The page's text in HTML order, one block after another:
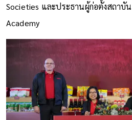
Societies และประธานผู้ก่อตั้งสถาบัน
Academy